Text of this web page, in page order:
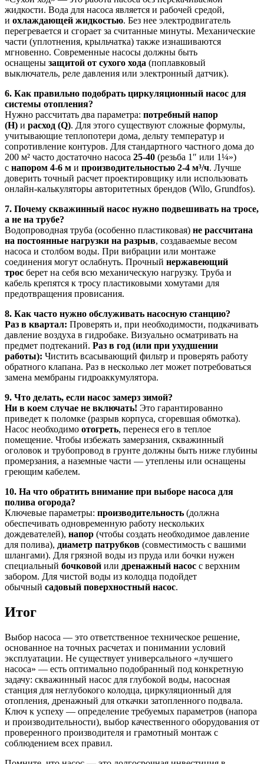
жидкости. Вода для насоса является и рабочей средой,
и охлаждающей жидкостью. Без нее электродвигатель
перегревается и сгорает за считанные минуты. Механические
части (уплотнения, крыльчатка) также изнашиваются
мгновенно. Современные насосы должны быть
оснащены защитой от сухого хода (поплавковый
выключатель, реле давления или электронный датчик).
6. Как правильно подобрать циркуляционный насос для
системы отопления?
Нужно рассчитать два параметра: потребный напор
(H) и расход (Q). Для этого существуют сложные формулы,
учитывающие теплопотери дома, дельту температур и
сопротивление контуров. Для стандартного частного дома до
200 м² часто достаточно насоса 25-40 (резьба 1″ или 1¼»)
с напором 4-6 м и производительностью 2-4 м³/ч. Лучше
доверить точный расчет проектировщику или использовать
онлайн-калькуляторы авторитетных брендов (Wilo, Grundfos).
7. Почему скважинный насос нужно подвешивать на тросе,
а не на трубе?
Водопроводная труба (особенно пластиковая) не рассчитана
на постоянные нагрузки на разрыв, создаваемые весом
насоса и столбом воды. При вибрации или монтаже
соединения могут ослабнуть. Прочный нержавеющий
трос берет на себя всю механическую нагрузку. Труба и
кабель крепятся к тросу пластиковыми хомутами для
предотвращения провисания.
8. Как часто нужно обслуживать насосную станцию?
Раз в квартал: Проверять и, при необходимости, подкачивать
давление воздуха в гидробаке. Визуально осматривать на
предмет подтеканий. Раз в год (или при ухудшении
работы): Чистить всасывающий фильтр и проверять работу
обратного клапана. Раз в несколько лет может потребоваться
замена мембраны гидроаккумулятора.
9. Что делать, если насос замерз зимой?
Ни в коем случае не включать! Это гарантированно
приведет к поломке (разрыв корпуса, сгоревшая обмотка).
Насос необходимо отогреть, перенеся его в теплое
помещение. Чтобы избежать замерзания, скважинный
оголовок и трубопровод в грунте должны быть ниже глубины
промерзания, а наземные части — утеплены или оснащены
греющим кабелем.
10. На что обратить внимание при выборе насоса для
полива огорода?
Ключевые параметры: производительность (должна
обеспечивать одновременную работу нескольких
дождевателей), напор (чтобы создать необходимое давление
для полива), диаметр патрубков (совместимость с вашими
шлангами). Для грязной воды из пруда или бочки нужен
специальный бочковой или дренажный насос с верхним
забором. Для чистой воды из колодца подойдет
обычный садовый поверхностный насос.
Итог
Выбор насоса — это ответственное техническое решение,
основанное на точных расчетах и понимании условий
эксплуатации. Не существует универсального «лучшего
насоса» — есть оптимально подобранный под конкретную
задачу: скважинный насос для глубокой воды, насосная
станция для неглубокого колодца, циркуляционный для
отопления, дренажный для откачки затопленного подвала.
Ключ к успеху — определение требуемых параметров (напора
и производительности), выбор качественного оборудования от
проверенного производителя и грамотный монтаж с
соблюдением всех правил.